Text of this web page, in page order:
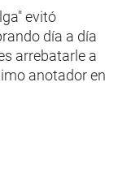
evitó
día a día
arrebatarle a
anotador en